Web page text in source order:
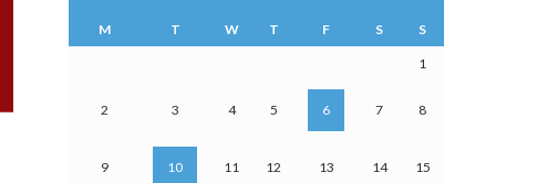
M T W T F S S
1
2 3 4 5 6 7 8
9 10 11 12 13 14 15